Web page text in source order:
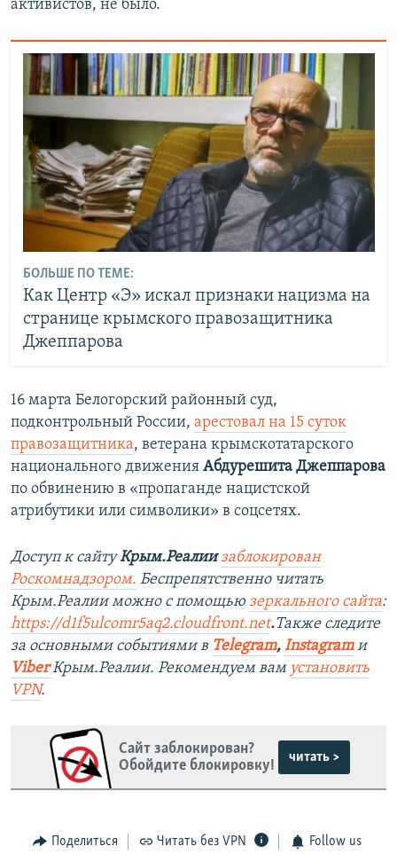
активистов, не было.
БОЛЬШЕ ПО ТЕМЕ:
Как Центр «Э» искал признаки нацизма на
странице крымского правозащитника
Джеппарова
16 марта Белогорский районный суд,
подконтрольный России, арестовал на 15 суток
правозащитника, ветерана крымскотатарского
национального движения Абдурешита Джеппарова
по обвинению в «пропаганде нацистской
атрибутики или символики» в соцсетях.
Доступ к сайтуКрым.Реалии заблокирован
Роскомнадзором. Беспрепятственно читать
Крым.Реалии можно с помощью зеркального сайта:
https://d1f5ulcomr5aq2.cloudfront.net.Также следите
за основными событиями в Telegram, Instagramи
ViberКрым.Реалии. Рекомендуем вам установить
VPN.
Сайт заблокирован?
Обойдите блокировку!
читать >
Поделиться Читать без VPN Follow us